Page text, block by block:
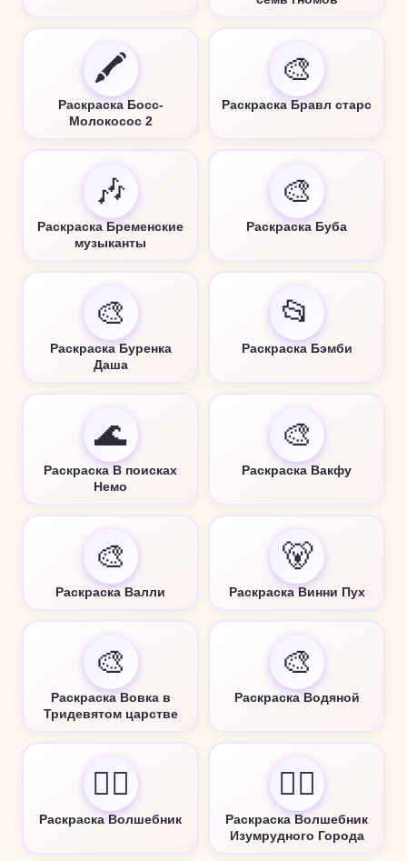
🖍️
Раскраска Босс-
Молокосос 2
🎨
Раскраска Бравл старс
🎶
Раскраска Бременские
музыканты
🎨
Раскраска Буба
🎨
Раскраска Буренка
Даша
📂
Раскраска Бэмби
🌊
Раскраска В поисках
Немо
🎨
Раскраска Вакфу
🎨
Раскраска Валли
🐻
Раскраска Винни Пух
🎨
Раскраска Вовка в
Тридевятом царстве
🎨
Раскраска Водяной
🧙‍♂️
Раскраска Волшебник
🧙‍♂️
Раскраска Волшебник
Изумрудного Города